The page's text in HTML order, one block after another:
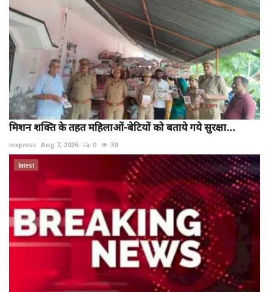
मिशन शक्ति के तहत महिलाओं-बेटियों को बताये गये सुरक्षा...
rexpress Aug 7, 2026 0 30
latest